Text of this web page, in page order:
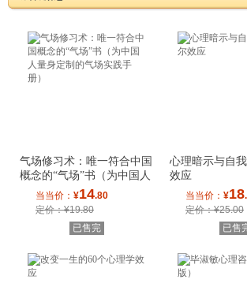
气场修习术：唯一符合中国
概念的“气场”书（为中国人
量身定制的
当当价： ¥14.80
定价：¥19.80
已售完
心理暗示与自
效应
当当价： ¥18
定价：¥25.00
已售